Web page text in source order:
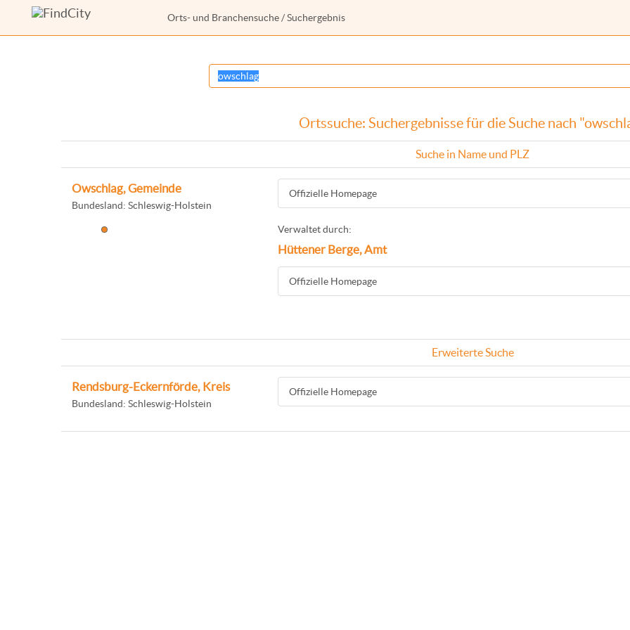
Orts- und Branchensuche / Suchergebnis
Ortssuche: Suchergebnisse für die Suche nach
Suche in Name und PLZ
Owschlag, Gemeinde
Bundesland: Schleswig-Holstein
Offizielle Homepage
Verwaltet durch:
Hüttener Berge, Amt
Offizielle Homepage
Erweiterte Suche
Rendsburg-Eckernförde, Kreis
Bundesland: Schleswig-Holstein
Offizielle Homepage